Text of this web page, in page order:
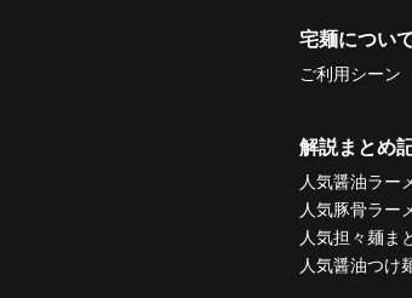
宅麺につい
ご利用シーン
解説まとめ
人気醤油ラー
人気豚骨ラー
人気担々麺ま
人気醤油つけ